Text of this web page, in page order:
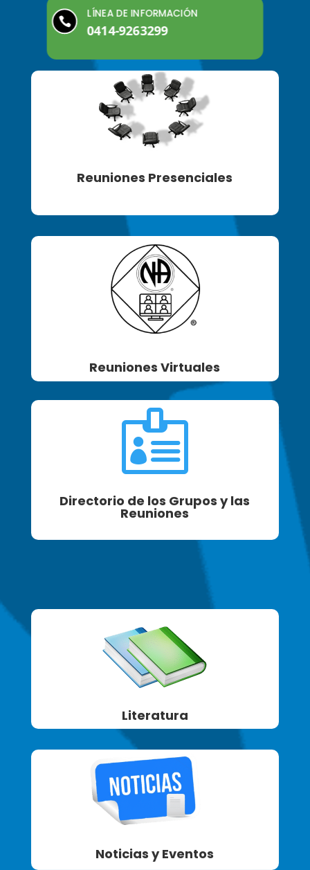

LÍNEA DE INFORMACIÓN
0414-9263299
Reuniones Presenciales
Reuniones Virtuales

Directorio de los Grupos y las
Reuniones
Literatura
Noticias y Eventos